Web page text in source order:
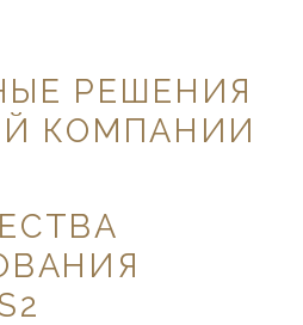
РЕШЕНИЯ
КОМПАНИИ